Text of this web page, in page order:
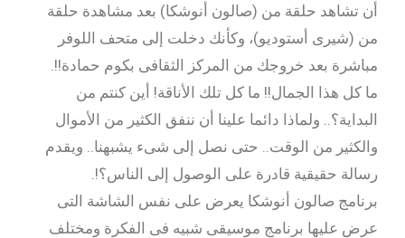
أن تشاهد حلقة من (صالون أنوشكا) بعد مشاهدة حلقة
من (شيرى أستوديو)، وكأنك دخلت إلى متحف اللوفر
مباشرة بعد خروجك من المركز الثقافى بكوم حمادة!!.
ما كل هذا الجمال!! ما كل تلك الأناقة! أين كنتم من
البداية؟.. ولماذا دائما علينا أن ننفق الكثير من الأموال
والكثير من الوقت.. حتى نصل إلى شىء يشبهنا.. ويقدم
رسالة حقيقية قادرة على الوصول إلى الناس؟!.
برنامج صالون أنوشكا يعرض على نفس الشاشة التى
عرض عليها برنامج موسيقى شبيه فى الفكرة ومختلف